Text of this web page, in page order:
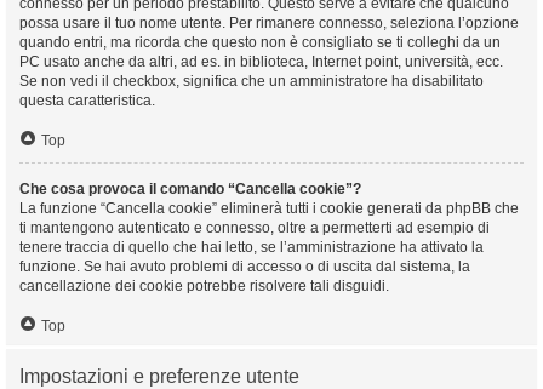
connesso per un periodo prestabilito. Questo serve a evitare che qualcuno
possa usare il tuo nome utente. Per rimanere connesso, seleziona l’opzione
quando entri, ma ricorda che questo non è consigliato se ti colleghi da un
PC usato anche da altri, ad es. in biblioteca, Internet point, università, ecc.
Se non vedi il checkbox, significa che un amministratore ha disabilitato
questa caratteristica.
Top
Che cosa provoca il comando “Cancella cookie”?
La funzione “Cancella cookie” eliminerà tutti i cookie generati da phpBB che
ti mantengono autenticato e connesso, oltre a permetterti ad esempio di
tenere traccia di quello che hai letto, se l’amministrazione ha attivato la
funzione. Se hai avuto problemi di accesso o di uscita dal sistema, la
cancellazione dei cookie potrebbe risolvere tali disguidi.
Top
Impostazioni e preferenze utente